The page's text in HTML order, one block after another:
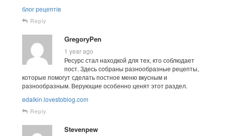
блог рецептів
Reply
GregoryPen
1 year ago
Ресурс стал находкой для тех, кто соблюдает
пост. Здесь собраны разнообразные рецепты,
которые помогут сделать постное меню вкусным и
разнообразным. Верующие особенно ценят этот раздел.
edalkin.lovestoblog.com
Reply
Stevenpew